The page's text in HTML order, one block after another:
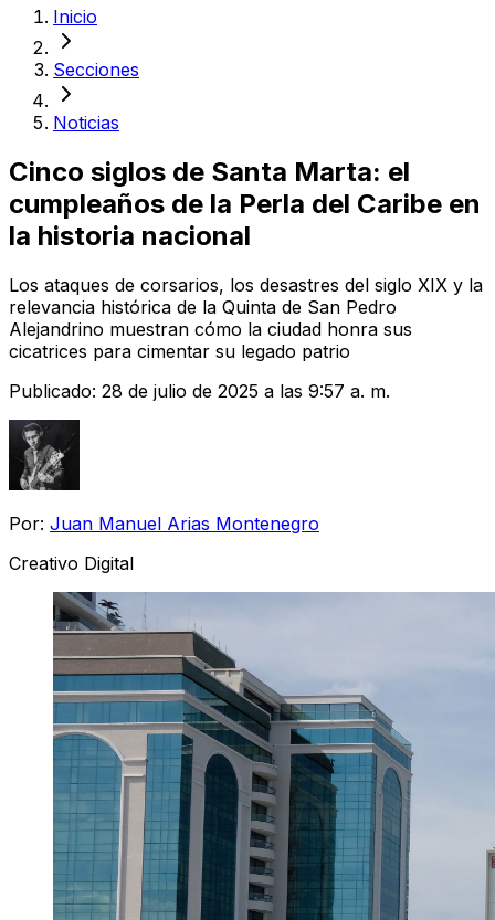
Inicio
Secciones
Noticias
Cinco siglos de Santa Marta: el
cumpleaños de la Perla del Caribe en
la historia nacional
Los ataques de corsarios, los desastres del siglo XIX y la
relevancia histórica de la Quinta de San Pedro
Alejandrino muestran cómo la ciudad honra sus
cicatrices para cimentar su legado patrio
Publicado: 28 de julio de 2025 a las 9:57 a. m.
Por: Juan Manuel Arias Montenegro
Creativo Digital